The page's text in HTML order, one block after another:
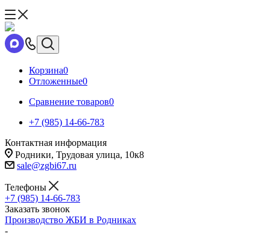
Корзина0
Отложенные0
Сравнение товаров0
+7 (985) 14-66-783
Контактная информация
Родники, Трудовая улица, 10к8
sale@zgbi67.ru
Телефоны
+7 (985) 14-66-783
Заказать звонок
Производство ЖБИ в Родниках
-